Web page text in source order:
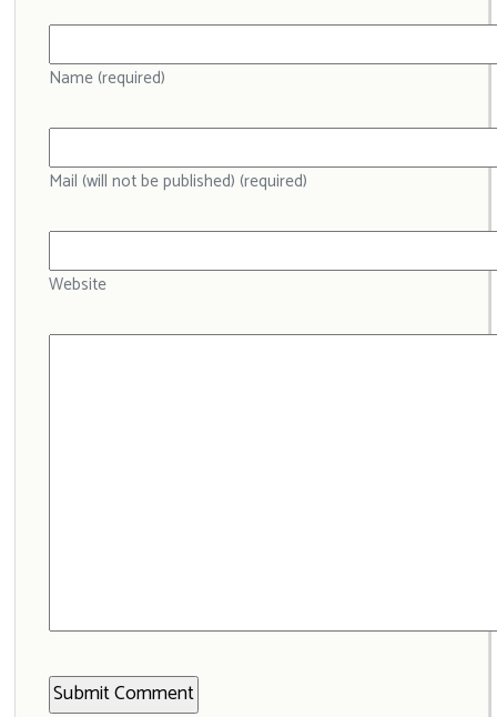
Name (required)
Mail (will not be published) (required)
Website